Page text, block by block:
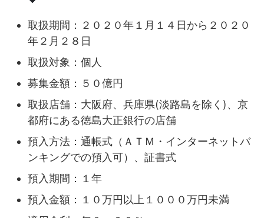
取扱期間：２０２０年１月１４日から２０２０
年２月２８日
取扱対象：個人
募集金額：５０億円
取扱店舗：大阪府、兵庫県(淡路島を除く)、京
都府にある徳島大正銀行の店舗
預入方法：通帳式（ＡＴＭ・インターネットバ
ンキングでの預入可）、証書式
預入期間：１年
預入金額：１０万円以上１０００万円未満